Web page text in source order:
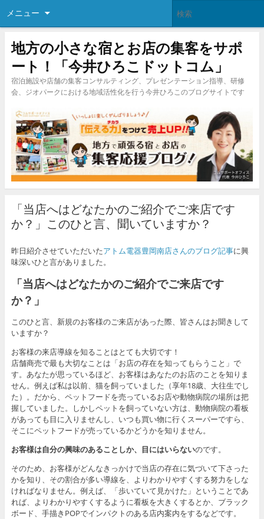
メニュー
地方の小さな宿とお店の集客をサポ
ート！「今井ひろこドットコム」
宿泊施設や店舗の集客コンサルティング、プレゼンテーション指導、研修
会、ジオパークにおける地域活性化を行う今井ひろこのブログサイトです
「当店へはどなたかのご紹介でご来店です
か？」このひと言、聞いていますか？
昨日紹介させていただいたアトム電器豊岡南店さんのブログ記事に興
味深いひと言がありました。
「当店へはどなたかのご紹介でご来店です
か？」
このひと言、新規のお客様のご来店があった際、皆さんはお聞きして
いますか？
お客様の来店導線を知ることはとても大切です！
店舗商売で最も大切なことは「お店の存在を知ってもらうこと」で
す。あなたが思っているほど、お客様はあなたのお店のことを知りま
せん。例えば私は以前、猫を飼っていました（享年18歳、大往生でし
た）。だから、ペットフードを売っているお店や動物病院の場所は把
握していました。しかしペットを飼っていない方は、動物病院の看板
があっても目に入りませんし、いつも買い物に行くスーパーですら、
そこにペットフードが売っているかどうかを知りません。
お客様は自分の興味のあることしか、目にはいらないのです。
そのため、お客様がどんなきっかけで当店の存在に気づいて下さった
かを知り、その割合が多い導線を、よりわかりやすくする努力をしな
ければなりません。例えば、「歩いていて見かけた」ということであ
れば、よりわかりやすくするように看板を大きくするとか、ブラック
ボード、手描きPOPでインパクトのある店内案内をするなどです。